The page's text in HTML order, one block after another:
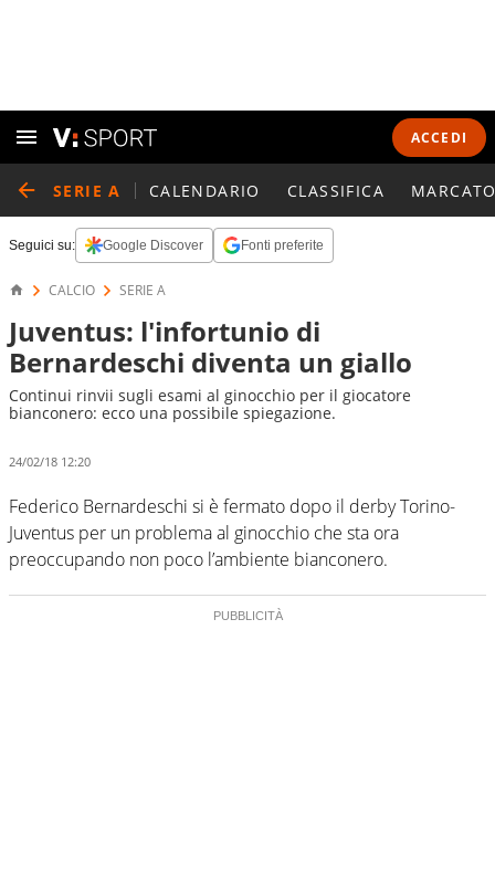
ACCEDI
SERIE A CALENDARIO CLASSIFICA
Seguici su: Google Discover Fonti preferite
CALCIO SERIE A
Juventus: l'infortunio di
Bernardeschi diventa un giallo
Continui rinvii sugli esami al ginocchio per il giocatore
bianconero: ecco una possibile spiegazione.
24/02/18 12:20
Federico Bernardeschi si è fermato dopo il derby Torino-
Juventus per un problema al ginocchio che sta ora
preoccupando non poco l’ambiente bianconero.